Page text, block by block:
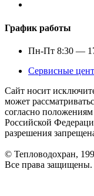
График работы
Пн-Пт 8:30 —
Сервисные
Сайт носит
может
согласно
Российской
разрешения
© Тепловодохран,
Все права защищены.